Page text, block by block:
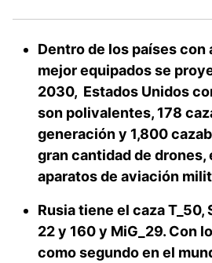
Dentro de los países
mejor equipados se
2030, Estados Unidos
son polivalentes, 178
generación y 1,800
gran cantidad de drones,
aparatos de aviación
Rusia tiene el caza T_50,
22 y 160 y MiG_29. Con
como segundo en el